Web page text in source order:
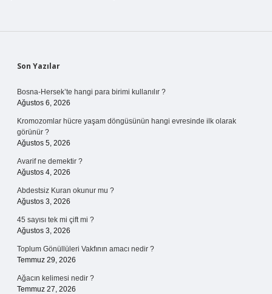
Sidebar
Son Yazılar
Bosna-Hersek’te hangi para birimi kullanılır ?
Ağustos 6, 2026
Kromozomlar hücre yaşam döngüsünün hangi evresinde ilk olarak
görünür ?
Ağustos 5, 2026
Avarif ne demektir ?
Ağustos 4, 2026
Abdestsiz Kuran okunur mu ?
Ağustos 3, 2026
45 sayısı tek mi çift mi ?
Ağustos 3, 2026
Toplum Gönüllüleri Vakfının amacı nedir ?
Temmuz 29, 2026
Ağacın kelimesi nedir ?
Temmuz 27, 2026